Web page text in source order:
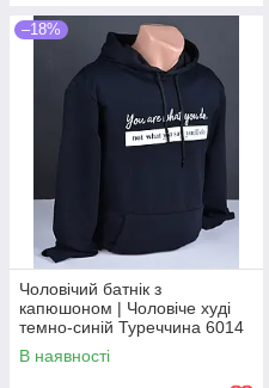
–18%
Чоловічий батнік з
капюшоном | Чоловіче худі
темно-синій Туреччина 6014
В наявності